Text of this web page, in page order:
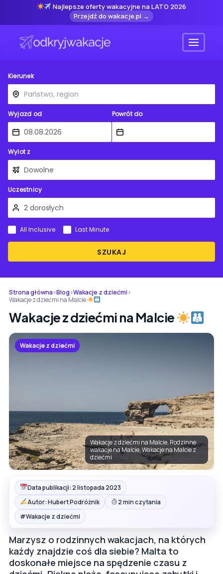
Najlepsze oferty wakacyjne na LATO 2026
Przejdź do wakacje.pl →
Menu
Kierunek
Wyjazd od Powrót do
Wylot z
Uczestnicy
SZUKAJ
All Inclusive Last Minute
Strona główna›Blog›Wakacje z dziećmi›
Wakacje z dziećmi na Malcie
Wakacje z dziećmi na Malcie
Wakacje z dziećmi
Wakacje z dziećmi na Malcie, Rodzinne
wakacje na Malcie, Wakacje na Malcie z
dziećmi
Data publikacji: 2 listopada 2023
Autor: Hubert Podróżnik
2 min czytania
#Wakacje z dziećmi
Marzysz o rodzinnych wakacjach, na których
każdy znajdzie coś dla siebie? Malta to
doskonałe miejsce na spędzenie czasu z